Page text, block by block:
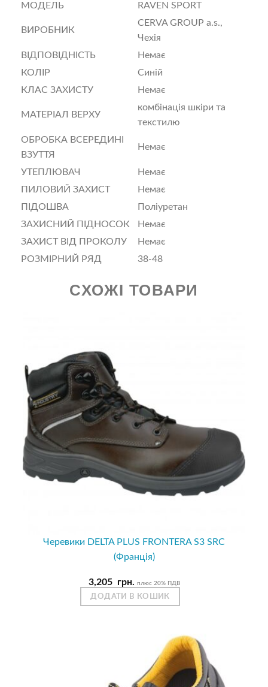
МОДЕЛЬ
RAVEN SPORT
ВИРОБНИК
CERVA GROUP a.s.,
Чехія
ВІДПОВІДНІСТЬ
Немає
КОЛІР
Синій
КЛАС ЗАХИСТУ
Немає
МАТЕРІАЛ ВЕРХУ
комбінація шкіри та
текстилю
ОБРОБКА ВСЕРЕДИНІ
ВЗУТТЯ
Немає
УТЕПЛЮВАЧ
Немає
ПИЛОВИЙ ЗАХИСТ
Немає
ПІДОШВА
Поліуретан
ЗАХИСНИЙ ПІДНОСОК
Немає
ЗАХИСТ ВІД ПРОКОЛУ
Немає
РОЗМІРНИЙ РЯД
38-48
СХОЖІ ТОВАРИ
Черевики DELTA PLUS FRONTERA S3 SRC
(Франція)
3,205 грн. плюс 20% ПДВ
ДОДАТИ В КОШИК